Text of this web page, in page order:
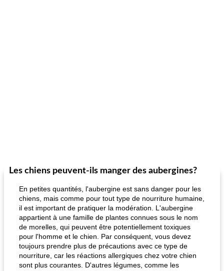
Les chiens peuvent-ils manger des aubergines?
En petites quantités, l'aubergine est sans danger pour les
chiens, mais comme pour tout type de nourriture humaine,
il est important de pratiquer la modération. L'aubergine
appartient à une famille de plantes connues sous le nom
de morelles, qui peuvent être potentiellement toxiques
pour l'homme et le chien. Par conséquent, vous devez
toujours prendre plus de précautions avec ce type de
nourriture, car les réactions allergiques chez votre chien
sont plus courantes. D'autres légumes, comme les